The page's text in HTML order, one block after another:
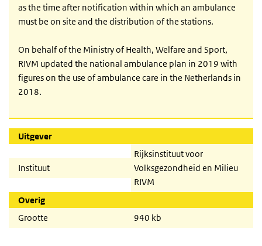
as the time after notification within which an ambulance
must be on site and the distribution of the stations.
On behalf of the Ministry of Health, Welfare and Sport,
RIVM updated the national ambulance plan in 2019 with
figures on the use of ambulance care in the Netherlands in
2018.
Uitgever
Instituut
Rijksinstituut voor
Volksgezondheid en Milieu
RIVM
Overig
Grootte
940 kb